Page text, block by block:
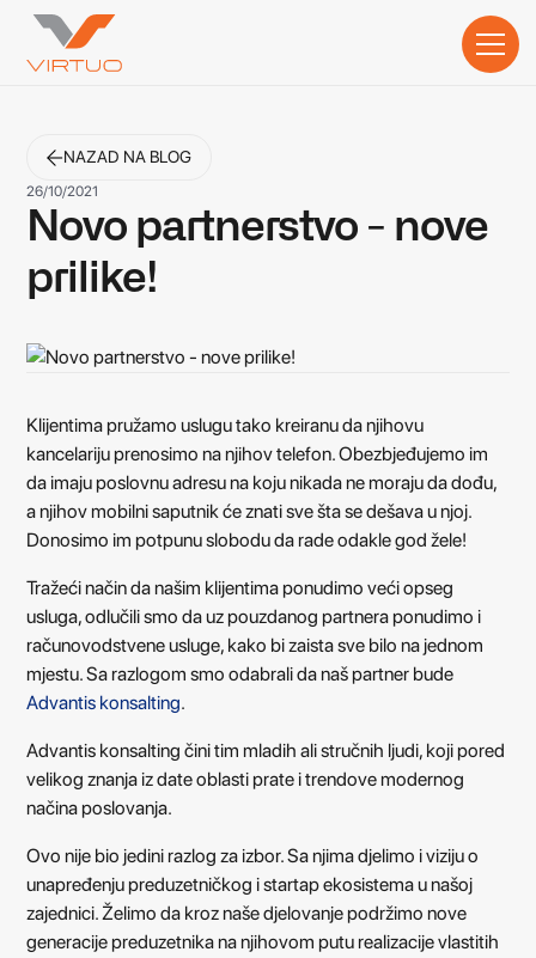
NAZAD NA BLOG
26/10/2021
Novo partnerstvo - nove
prilike!
Klijentima pružamo uslugu tako kreiranu da njihovu
kancelariju prenosimo na njihov telefon. Obezbjeđujemo im
da imaju poslovnu adresu na koju nikada ne moraju da dođu,
a njihov mobilni saputnik će znati sve šta se dešava u njoj.
Donosimo im potpunu slobodu da rade odakle god žele!
Tražeći način da našim klijentima ponudimo veći opseg
usluga, odlučili smo da uz pouzdanog partnera ponudimo i
računovodstvene usluge, kako bi zaista sve bilo na jednom
mjestu. Sa razlogom smo odabrali da naš partner bude
Advantis konsalting.
Advantis konsalting čini tim mladih ali stručnih ljudi, koji pored
velikog znanja iz date oblasti prate i trendove modernog
načina poslovanja.
Ovo nije bio jedini razlog za izbor. Sa njima djelimo i viziju o
unapređenju preduzetničkog i startap ekosistema u našoj
zajednici. Želimo da kroz naše djelovanje podržimo nove
generacije preduzetnika na njihovom putu realizacije vlastitih